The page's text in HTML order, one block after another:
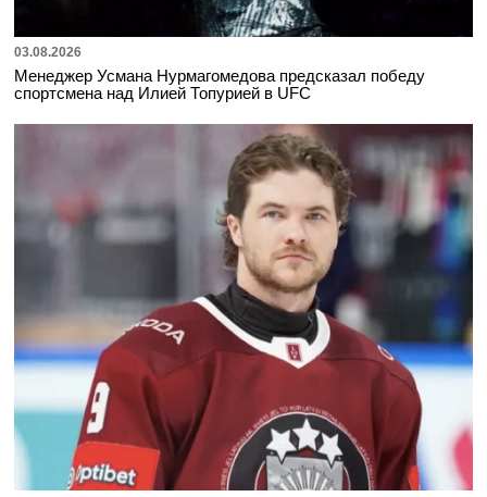
03.08.2026
Менеджер Усмана Нурмагомедова предсказал победу
спортсмена над Илией Топурией в UFC